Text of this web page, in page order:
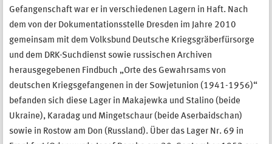
Gefangenschaft war er in verschiedenen Lagern in Haft. Nach
dem von der Dokumentationsstelle Dresden im Jahre 2010
gemeinsam mit dem Volksbund Deutsche Kriegsgräberfürsorge
und dem DRK-Suchdienst sowie russischen Archiven
herausgegebenen Findbuch „Orte des Gewahrsams von
deutschen Kriegsgefangenen in der Sowjetunion (1941-1956)“
befanden sich diese Lager in Makajewka und Stalino (beide
Ukraine), Karadag und Mingetschaur (beide Aserbaidschan)
sowie in Rostow am Don (Russland). Über das Lager Nr. 69 in